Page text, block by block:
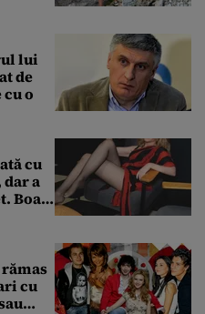
lui
de
o
cu
dar a
Boala
cu